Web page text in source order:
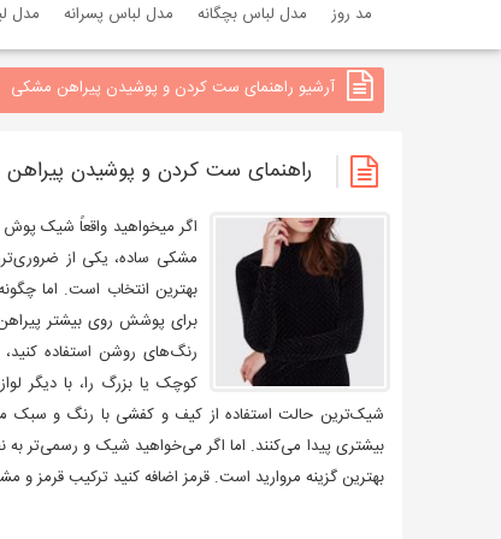
مد روز مدل لباس بچگانه مدل لباس پسرانه مدل
آرشیو راهنمای ست کردن و پوشیدن پیراهن مشکی
راهنمای ست کردن و پوشیدن
اگر میخواهید واقعاً شیک پوش
مشکی ساده، یکی از
بهترین انتخاب است. اما
برای پوشش روی بیشتر
رنگ‌های روشن استفاده
کوچک یا بزرگ را، با دیگر
شیک‌ترین حالت استفاده از کیف و کفشی با رنگ و سبک
بیشتری پیدا می‌کنند. اما اگر می‌خواهید شیک و رسمی‌تر به
بهترین گزینه مروارید است. قرمز اضافه کنید ترکیب قرمز